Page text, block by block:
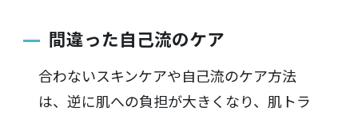
間違った自己流のケア
合わないスキンケアや自己流のケア方法
は、逆に肌への負担が大きくなり、肌トラ